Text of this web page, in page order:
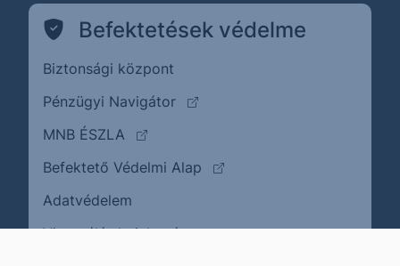
Befektetések védelme
Biztonsági központ
Pénzügyi Navigátor
(külső oldalra ugrik)
MNB ÉSZLA
(külső oldalra ugrik)
Befektető Védelmi Alap
(külső oldalra ugrik)
Adatvédelem
Visszaélés bejelentése(külső oldalra ugrik)